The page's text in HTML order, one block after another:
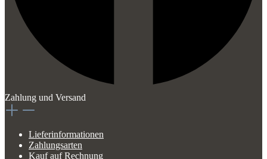
Zahlung und Versand
Lieferinformationen
Zahlungsarten
Kauf auf Rechnung